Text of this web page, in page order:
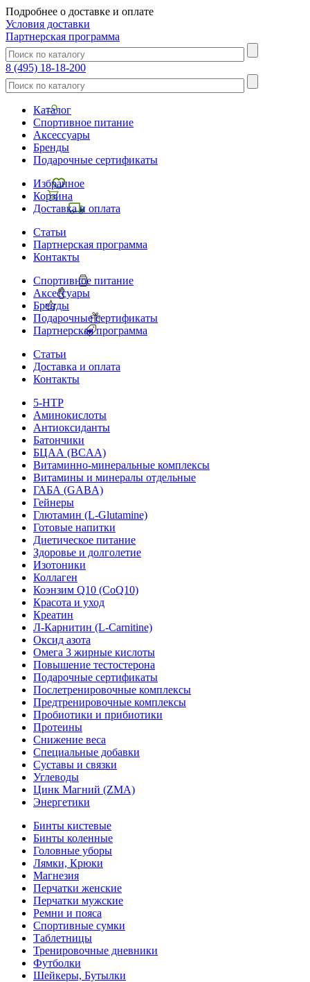
Подробнее о доставке и оплате
Условия доставки
Партнерская программа
8 (495) 18-18-200
Каталог
Спортивное питание
Аксессуары
Бренды
Подарочные сертификаты
Избранное
Корзина
Доставка и оплата
Статьи
Партнерская программа
Контакты
Спортивное питание
Аксессуары
Бренды
Подарочные сертификаты
Партнерская программа
Статьи
Доставка и оплата
Контакты
5-HTP
Аминокислоты
Антиоксиданты
Батончики
БЦАА (BCAA)
Витаминно-минеральные комплексы
Витамины и минералы отдельные
ГАБА (GABA)
Гейнеры
Глютамин (L-Glutamine)
Готовые напитки
Диетическое питание
Здоровье и долголетие
Изотоники
Коллаген
Коэнзим Q10 (CoQ10)
Красота и уход
Креатин
Л-Карнитин (L-Сarnitine)
Оксид азота
Омега 3 жирные кислоты
Повышение тестостерона
Подарочные сертификаты
Послетренировочные комплексы
Предтренировочные комплексы
Пробиотики и прибиотики
Протеины
Снижение веса
Специальные добавки
Суставы и связки
Углеводы
Цинк Магний (ZMA)
Энергетики
Бинты кистевые
Бинты коленные
Головные уборы
Лямки, Крюки
Магнезия
Перчатки женские
Перчатки мужские
Ремни и пояса
Спортивные сумки
Таблетницы
Тренировочные дневники
Футболки
Шейкеры, Бутылки